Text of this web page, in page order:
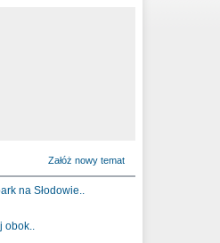
Załóż nowy temat
na Słodowie..
obok..